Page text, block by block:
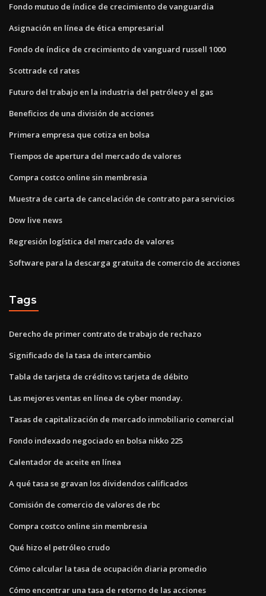
Fondo mutuo de índice de crecimiento de vanguardia
Asignación en línea de ética empresarial
Fondo de índice de crecimiento de vanguard russell 1000
Scottrade cd rates
Futuro del trabajo en la industria del petróleo y el gas
Beneficios de una división de acciones
Primera empresa que cotiza en bolsa
Tiempos de apertura del mercado de valores
Compra costco online sin membresia
Muestra de carta de cancelación de contrato para servicios
Dow live news
Regresión logística del mercado de valores
Software para la descarga gratuita de comercio de acciones
Tags
Derecho de primer contrato de trabajo de rechazo
Significado de la tasa de intercambio
Tabla de tarjeta de crédito vs tarjeta de débito
Las mejores ventas en línea de cyber ​​monday.
Tasas de capitalización de mercado inmobiliario comercial
Fondo indexado negociado en bolsa nikko 225
Calentador de aceite en línea
A qué tasa se gravan los dividendos calificados
Comisión de comercio de valores de rbc
Compra costco online sin membresia
Qué hizo el petróleo crudo
Cómo calcular la tasa de ocupación diaria promedio
Cómo encontrar una tasa de retorno de las acciones